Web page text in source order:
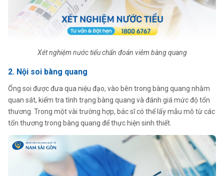
Xét nghiệm nước tiểu chẩn đoán viêm bàng quang
2. Nội soi bàng quang
Ống soi được đưa qua niệu đạo, vào bên trong bàng quang nhằm
quan sát, kiểm tra tình trạng bàng quang và đánh giá mức độ tổn
thương. Trong một vài trường hợp, bác sĩ có thể lấy mẫu mô từ các
tổn thương trong bàng quang để thực hiện sinh thiết.